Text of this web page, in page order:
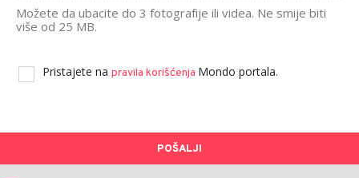
Možete da ubacite do 3 fotografije ili videa. Ne smije biti
više od 25 MB.
Pristajete na pravila korišćenja Mondo portala.
POŠALJI